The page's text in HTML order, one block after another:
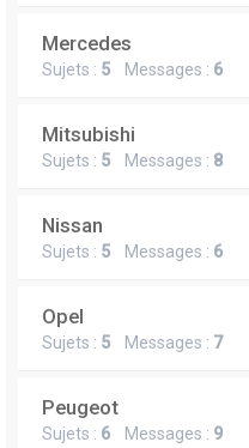
Mercedes
Sujets : 5 Messages : 6
Mitsubishi
Sujets : 5 Messages : 8
Nissan
Sujets : 5 Messages : 6
Opel
Sujets : 5 Messages : 7
Peugeot
Sujets : 6 Messages : 9